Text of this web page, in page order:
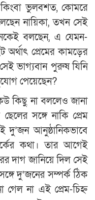
ভুলবশত, কোমরে
নায়িকা, তখন সেই
বলছেন, এ যেমন-
প্রেমের কামড়ের
ভাগ্যবান পুরুষ যিনি
পেয়েছেন?
কিছু না বললেও জানা
সঙ্গে নাকি প্রেম
দু’জন আনুষ্ঠানিকভাবে
কথা। তার আগেই
দাগ জানিয়ে দিল সেই
দু’জনের সম্পর্ক ঠিক
না এই প্রেম-চিহ্ন